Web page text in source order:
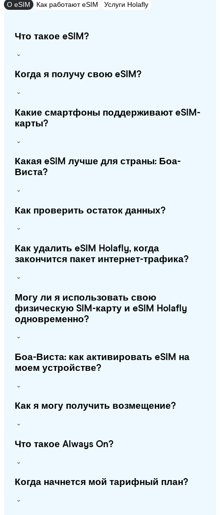
О eSIM Как работают eSIM Услуги Holafly
Что такое eSIM?
Когда я получу свою eSIM?
Какие смартфоны поддерживают eSIM-
карты?
Какая eSIM лучше для страны: Боа-
Виста?
Как проверить остаток данных?
Как удалить eSIM Holafly, когда
закончится пакет интернет-трафика?
Могу ли я использовать свою
физическую SIM-карту и eSIM Holafly
одновременно?
Боа-Виста: как активировать eSIM на
моем устройстве?
Как я могу получить возмещение?
Что такое Always On?
Когда начнется мой тарифный план?